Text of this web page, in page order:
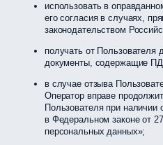
использовать в
его согласия в случаях,
законодательством
получать от
документы, содержащие
в случае отзыва
Оператор вправе
Пользователя при наличии
в Федеральном законе от
персональных данных»;